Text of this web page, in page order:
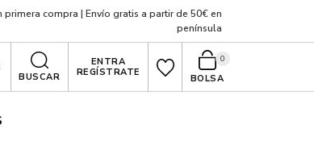
compra | Envío gratis a partir de 50€ en
península
BUSCAR
ENTRA
REGÍSTRATE
BOLSA
0